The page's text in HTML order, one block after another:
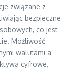
związane z
bezpieczne
co jest
Możliwość
walutami a
cyfrowe,